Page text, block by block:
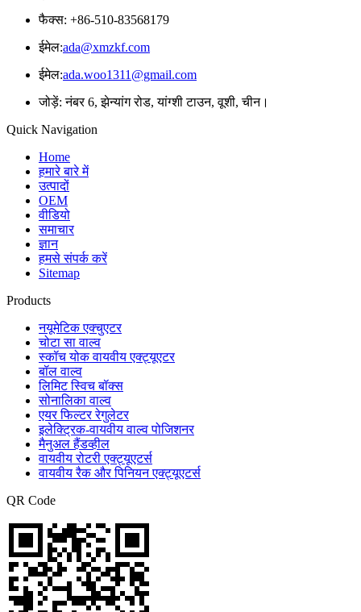
फैक्स: +86-510-83568179
ईमेल:ada@xmzkf.com
ईमेल:ada.woo1311@gmail.com
जोड़ें: नंबर 6, झेन्यांग रोड, यांग्शी टाउन, वूशी, चीन।
Quick Navigation
Home
हमारे बारे में
उत्पादों
OEM
वीडियो
समाचार
ज्ञान
हमसे संपर्क करें
Sitemap
Products
नयूमेटिक एक्चुएटर
चोटा सा वाल्व
स्कॉच योक वायवीय एक्ट्यूएटर
बॉल वाल्व
लिमिट स्विच बॉक्स
सोनालिका वाल्व
एयर फिल्टर रेगुलेटर
इलेक्ट्रिक-वायवीय वाल्व पोजिशनर
मैनुअल हैंडव्हील
वायवीय रोटरी एक्ट्यूएटर्स
वायवीय रैक और पिनियन एक्ट्यूएटर्स
QR Code